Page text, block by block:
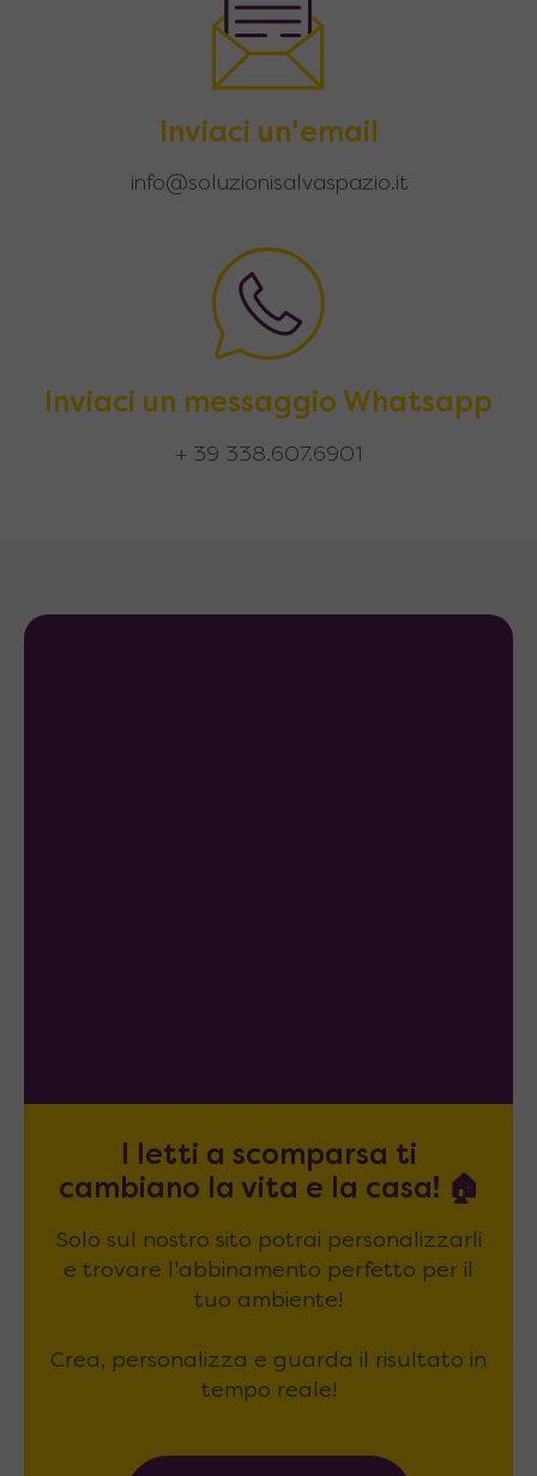
Inviaci un'email
info@soluzionisalvaspazio.it
Inviaci un messaggio Whatsapp
+ 39 338.607.6901
I letti a scomparsa ti
cambiano la vita e la casa! 🏠
Solo sul nostro sito potrai personalizzarli
e trovare l'abbinamento perfetto per il
tuo ambiente!
Crea, personalizza e guarda il risultato in
tempo reale!